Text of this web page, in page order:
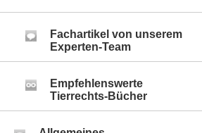
Fachartikel von unserem
Experten-Team
Empfehlenswerte
Tierrechts-Bücher